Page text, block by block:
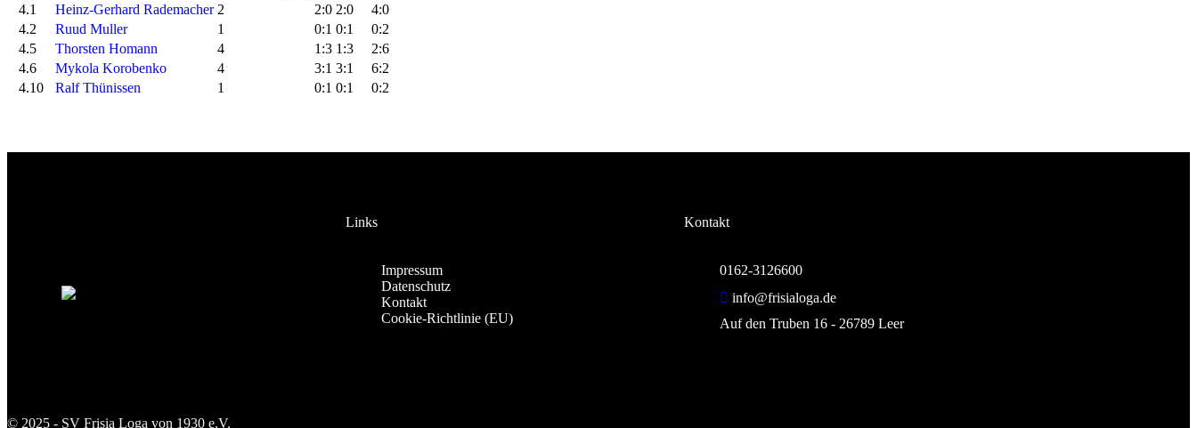
4.1
Heinz-Gerhard Rademacher 2 2:0 2:0
4:0
4.2
Ruud Muller 1 0:1 0:1
0:2
4.5
Thorsten Homann 4 1:3 1:3
2:6
4.6
Mykola Korobenko 4 3:1 3:1
6:2
4.10
Ralf Thünissen 1 0:1 0:1 0:2
Links
Impressum
Datenschutz
Kontakt
Cookie-Richtlinie (EU)
Kontakt
0162-3126600
info@frisialoga.de
Auf den Truben 16 - 26789 Leer
© 2025 - SV Frisia Loga von 1930 e.V.